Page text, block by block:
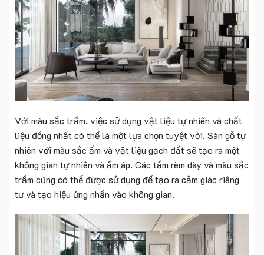
Với màu sắc trầm, việc sử dụng vật liệu tự nhiên và chất
liệu đồng nhất có thể là một lựa chọn tuyệt vời. Sàn gỗ tự
nhiên với màu sắc ấm và vật liệu gạch đất sẽ tạo ra một
không gian tự nhiên và ấm áp. Các tấm rèm dày và màu sắc
trầm cũng có thể được sử dụng để tạo ra cảm giác riêng
tư và tạo hiệu ứng nhấn vào không gian.